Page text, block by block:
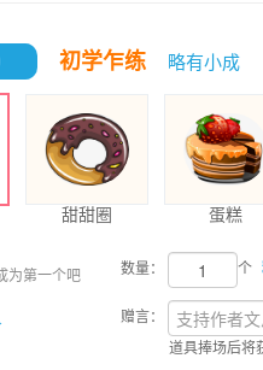
初学乍练 略有小成
甜甜圈 蛋糕
为第一个吧 数量： 个
赠言：
道具捧场后将